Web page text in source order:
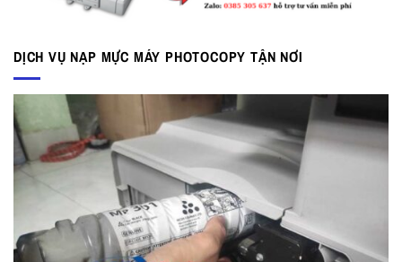
DỊCH VỤ NẠP MỰC MÁY PHOTOCOPY TẬN NƠI